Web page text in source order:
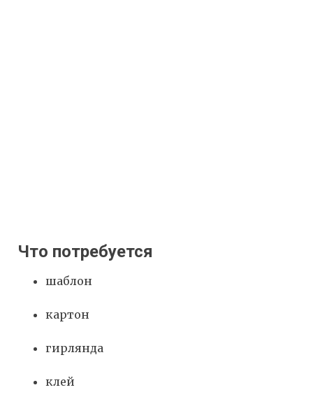
Что потребуется
шаблон
картон
гирлянда
клей